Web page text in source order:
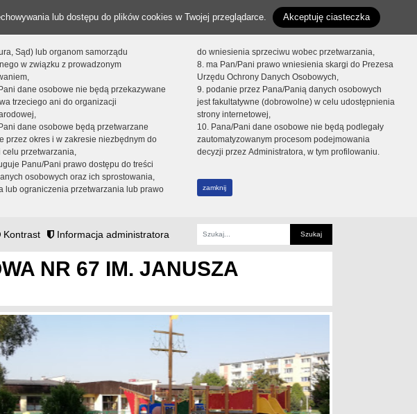
lub dostępu do plików cookies w Twojej przeglądarce. Akceptuję ciasteczka
Sąd) lub organom samorządu
w związku z prowadzonym
dane osobowe nie będą przekazywane
trzeciego ani do organizacji
dane osobowe będą przetwarzane
przez okres i w zakresie niezbędnym do
celu przetwarzania,
Panu/Pani prawo dostępu do treści
osobowych oraz ich sprostowania,
lub ograniczenia przetwarzania lub prawo
do wniesienia sprzeciwu wobec przetwarzania,
8. ma Pan/Pani prawo wniesienia skargi do Prezesa
Urzędu Ochrony Danych Osobowych,
9. podanie przez Pana/Panią danych osobowych
jest fakultatywne (dobrowolne) w celu udostępnienia
strony internetowej,
10. Pana/Pani dane osobowe nie będą podlegały
zautomatyzowanym procesom podejmowania
decyzji przez Administratora, w tym profilowaniu.
zamknij
Kontrast Informacja administratora
Fraza
NR 67 IM. JANUSZA